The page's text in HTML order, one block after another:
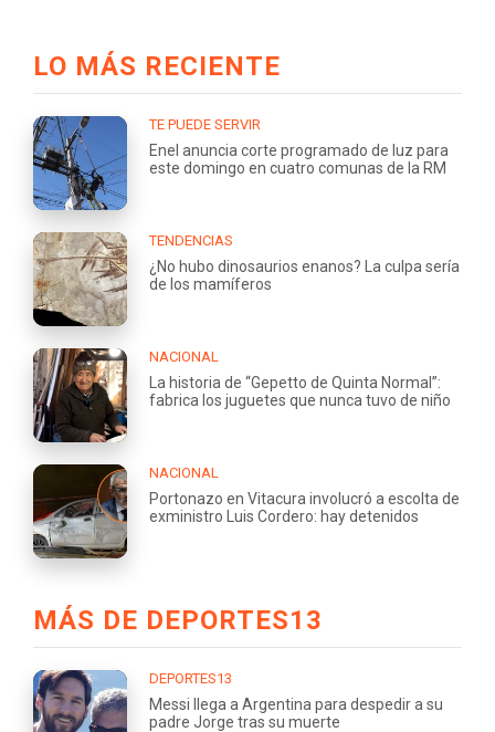
LO MÁS RECIENTE
TE PUEDE SERVIR
Enel anuncia corte programado de luz para
este domingo en cuatro comunas de la RM
TENDENCIAS
¿No hubo dinosaurios enanos? La culpa sería
de los mamíferos
NACIONAL
La historia de “Gepetto de Quinta Normal”:
fabrica los juguetes que nunca tuvo de niño
NACIONAL
Portonazo en Vitacura involucró a escolta de
exministro Luis Cordero: hay detenidos
MÁS DE DEPORTES13
DEPORTES13
Messi llega a Argentina para despedir a su
padre Jorge tras su muerte